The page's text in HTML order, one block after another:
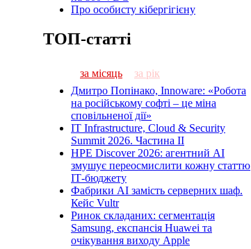
Про особисту кібергігієну
ТОП-статті
за місяць
за рік
Дмитро Попінако, Innoware: «Робота
на російському софті – це міна
сповільненої дії»
IT Infrastructure, Cloud & Security
Summit 2026. Частина ІІ
HPE Discover 2026: агентний AI
змушує переосмислити кожну статтю
ІТ-бюджету
Фабрики AI замість серверних шаф.
Кейс Vultr
Ринок складаних: сегментація
Samsung, експансія Huawei та
очікування виходу Apple